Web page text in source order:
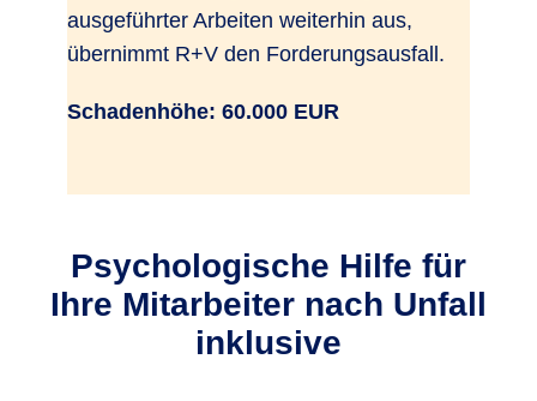
ausgeführter Arbeiten weiterhin aus,
übernimmt R+V den Forderungsausfall.
Schadenhöhe: 60.000 EUR
Psychologische Hilfe für
Ihre Mitarbeiter nach Unfall
inklusive